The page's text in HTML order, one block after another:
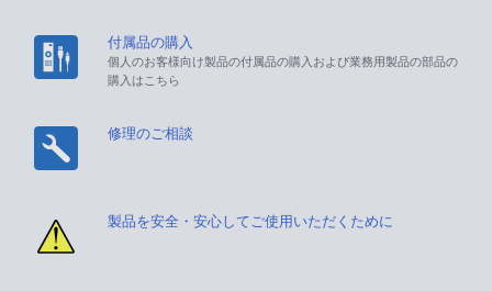
付属品の購入
個人のお客様向け製品の付属品の購入および業務用製品の部品の
購入はこちら
修理のご相談
製品を安全・安心してご使用いただくために